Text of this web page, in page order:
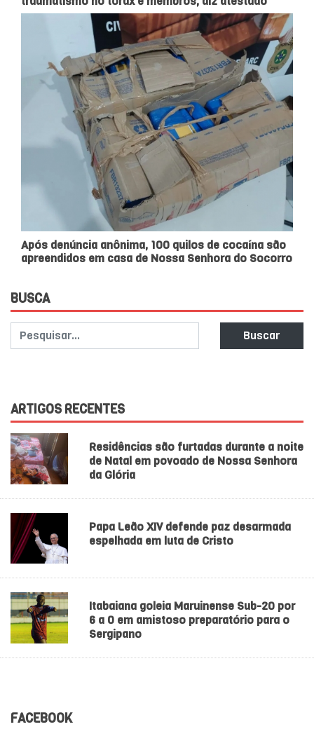
Após denúncia anônima, 100 quilos de cocaína são
apreendidos em casa de Nossa Senhora do Socorro
BUSCA
Buscar
ARTIGOS RECENTES
Residências são furtadas durante a noite
de Natal em povoado de Nossa Senhora
da Glória
Papa Leão XIV defende paz desarmada
espelhada em luta de Cristo
Itabaiana goleia Maruinense Sub-20 por
6 a 0 em amistoso preparatório para o
Sergipano
FACEBOOK